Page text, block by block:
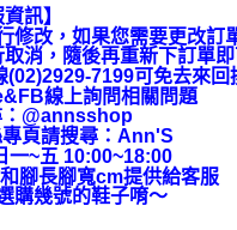
資訊】
修改，如果您需要更改訂
消，隨後再重新下訂單即
7199可免去來回
線上詢問相關問題
： @annsshop
頁請搜尋：Ann'S
一~五 10:00~18:00
腳長腳寬cm提供給客服
購幾號的鞋子唷～